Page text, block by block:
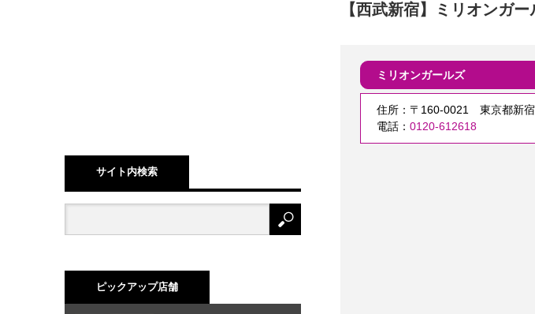
【西武新宿】ミリオンガー
ミリオンガールズ
住所：〒160-0021 東京都新宿
電話： 0120-612618
サイト内検索
ピックアップ店舗